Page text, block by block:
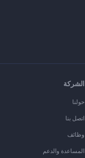
الشركة
حولنا
اتصل بنا
وظائف
المساعدة والدعم